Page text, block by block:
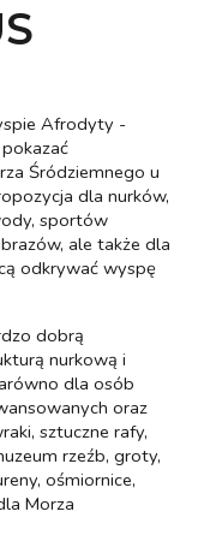
Afrodyty -
Śródziemnego u
dla nurków,
sportów
ale także dla
odkrywać wyspę
dobrą
nurkową i
dla osób
oraz
sztuczne rafy,
rzeźb, groty,
ośmiornice,
Morza